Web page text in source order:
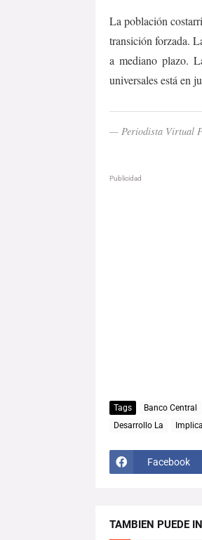
La población
transición forzada.
a mediano plazo.
universales está en
— Periodista Virtual
Publicidad
Tags Banco Central
Desarrollo La
Facebook
TAMBIEN PUEDE